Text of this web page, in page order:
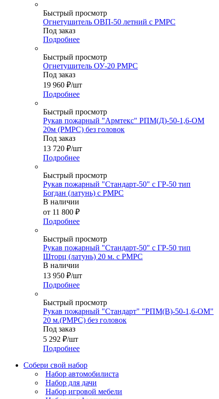
Быстрый просмотр
Огнетушитель ОВП-50 летний с РМРС
Под заказ
Подробнее
Быстрый просмотр
Огнетушитель ОУ-20 РМРС
Под заказ
19 960 ₽/шт
Подробнее
Быстрый просмотр
Рукав пожарный "Армтекс" РПМ(Д)-50-1,6-ОМ
20м (РМРС) без головок
Под заказ
13 720 ₽/шт
Подробнее
Быстрый просмотр
Рукав пожарный "Стандарт-50" с ГР-50 тип
Богдан (латунь) с РМРС
В наличии
от 11 800 ₽
Подробнее
Быстрый просмотр
Рукав пожарный "Стандарт-50" с ГР-50 тип
Шторц (латунь) 20 м. с РМРС
В наличии
13 950 ₽/шт
Подробнее
Быстрый просмотр
Рукав пожарный "Стандарт" "РПМ(В)-50-1,6-ОМ"
20 м.(РМРС) без головок
Под заказ
5 292 ₽/шт
Подробнее
Собери свой набор
Набор автомобилиста
Набор для дачи
Набор игровой мебели